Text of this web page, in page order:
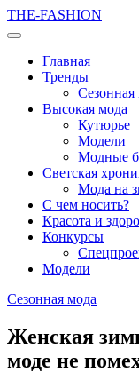
THE-FASHION
Главная
Тренды
Сезонная
Высокая мода
Кутюрье
Модели
Модные
Светская
Мода на
С чем носить?
Красота и
Конкурсы
Модели
Сезонная мода
Женская
моде не